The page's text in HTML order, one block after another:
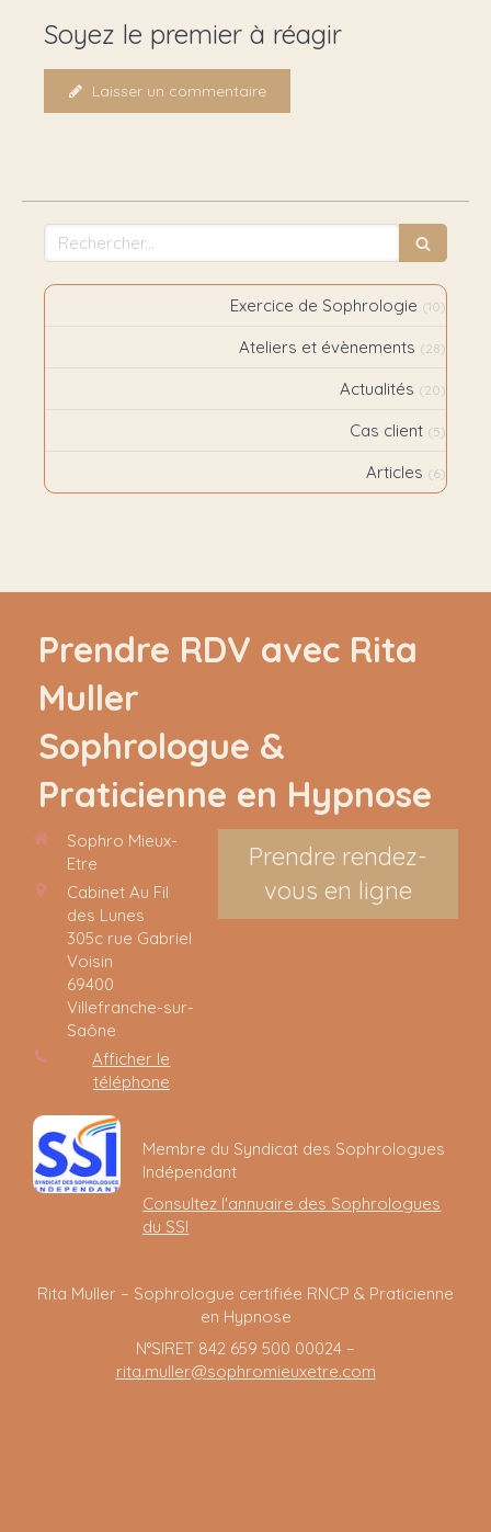
Soyez le premier à réagir
Laisser un commentaire
Rechercher
Exercice de Sophrologie (10)
Ateliers et évènements (28)
Actualités (20)
Cas client (5)
Articles (6)
Prendre RDV avec Rita
Muller
Sophrologue &
Praticienne en Hypnose
Sophro Mieux-
Etre
Cabinet Au Fil
des Lunes
305c rue Gabriel
Voisin
69400
Villefranche-sur-
Saône
Afficher le
téléphone
Prendre rendez-
vous en ligne
Membre du Syndicat des Sophrologues
Indépendant
Consultez l'annuaire des Sophrologues
du SSI
Rita Muller – Sophrologue certifiée RNCP & Praticienne
en Hypnose
N°SIRET 842 659 500 00024 –
rita.muller@sophromieuxetre.com